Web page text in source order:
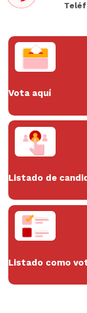
Vota aquí
Listado de
Listado como